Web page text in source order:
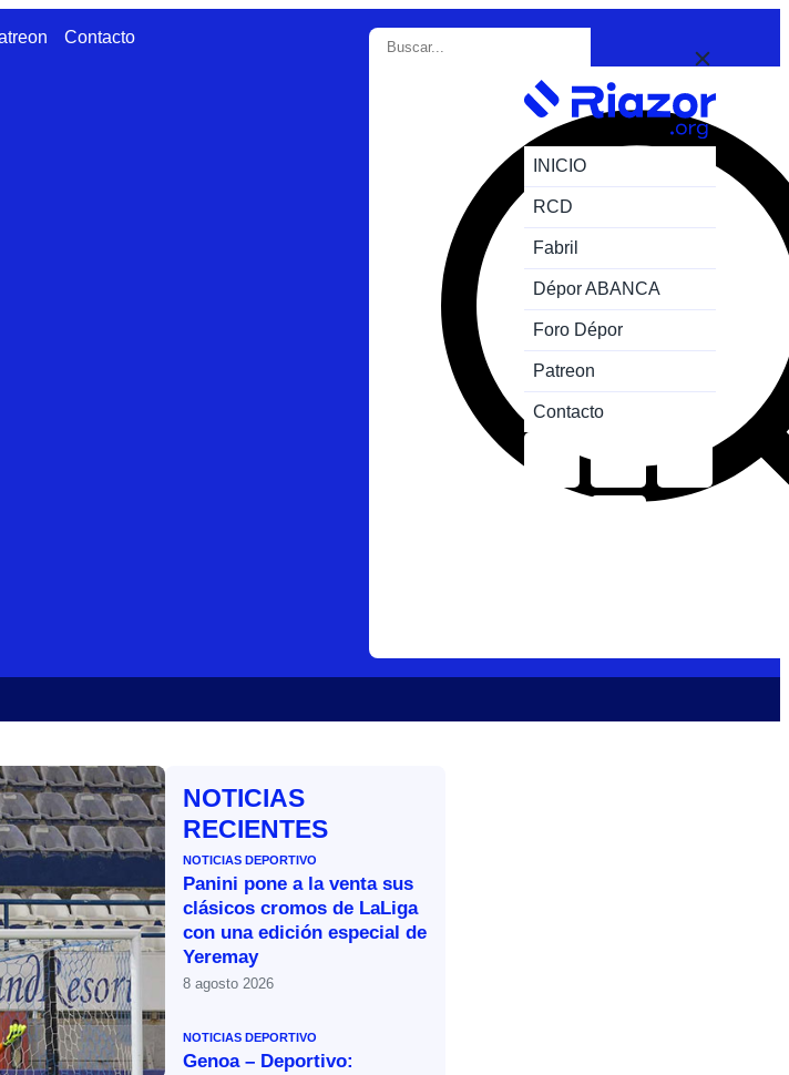
Contacto
INICIO
RCD
Fabril
Dépor ABANCA
Foro Dépor
Patreon
Contacto
NOTICIAS
RECIENTES
NOTICIAS DEPORTIVO
Panini pone a la venta sus
clásicos cromos de LaLiga
con una edición especial de
Yeremay
8 agosto 2026
NOTICIAS DEPORTIVO
Genoa – Deportivo: